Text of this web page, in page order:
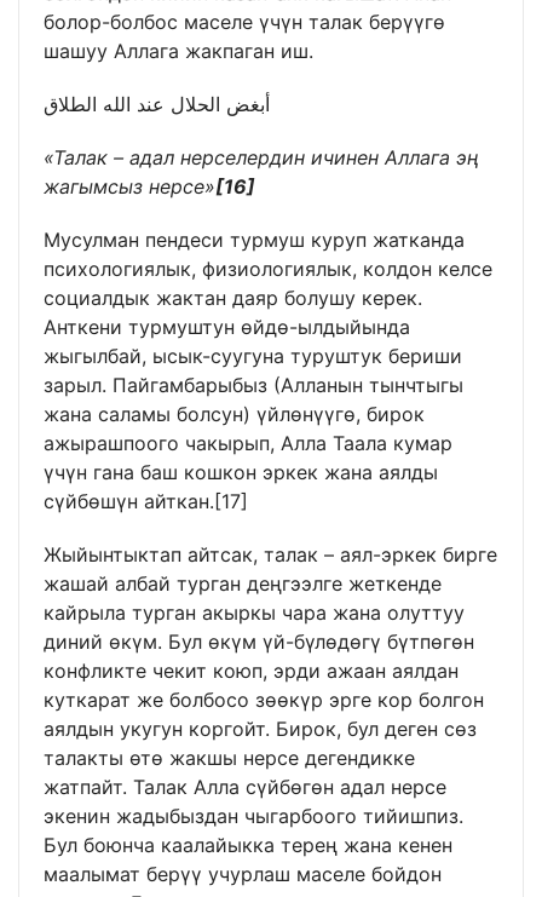
болор-болбос маселе үчүн талак берүүгө
шашуу Аллага жакпаган иш.
أبغض الحلال عند الله الطلاق
«Талак – адал нерселердин ичинен Аллага эң
жагымсыз нерсе»[16]
Мусулман пендеси турмуш куруп жатканда
психологиялык, физиологиялык, колдон келсе
социалдык жактан даяр болушу керек.
Анткени турмуштун өйдө-ылдыйында
жыгылбай, ысык-суугуна туруштук бериши
зарыл. Пайгамбарыбыз (Алланын тынчтыгы
жана саламы болсун) үйлөнүүгө, бирок
ажырашпоого чакырып, Алла Таала кумар
үчүн гана баш кошкон эркек жана аялды
сүйбөшүн айткан. [17]
Жыйынтыктап айтсак, талак – аял-эркек бирге
жашай албай турган деңгээлге жеткенде
кайрыла турган акыркы чара жана олуттуу
диний өкүм. Бул өкүм үй-бүлөдөгү бүтпөгөн
конфликте чекит коюп, эрди ажаан аялдан
куткарат же болбосо зөөкүр эрге кор болгон
аялдын укугун коргойт. Бирок, бул деген сөз
талакты өтө жакшы нерсе дегендикке
жатпайт. Талак Алла сүйбөгөн адал нерсе
экенин жадыбыздан чыгарбоого тийишпиз.
Бул боюнча каалайыкка терең жана кенен
маалымат берүү учурлаш маселе бойдон